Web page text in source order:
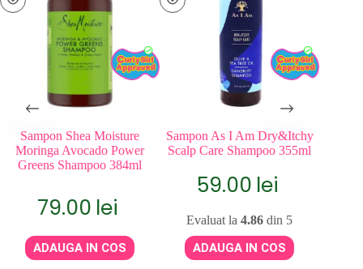
Sampon Shea Moisture
Moringa Avocado Power
Greens Shampoo 384ml
79.00 lei
ADAUGA IN COS
Sampon As I Am Dry&Itchy
Scalp Care Shampoo 355ml
59.00 lei
Evaluat la4.86 din 5
ADAUGA IN COS